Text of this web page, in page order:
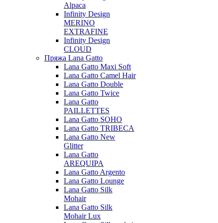
Alpaca
Infinity Design
MERINO
EXTRAFINE
Infinity Design
CLOUD
Пряжа Lana Gatto
Lana Gatto Maxi Soft
Lana Gatto Camel Hair
Lana Gatto Double
Lana Gatto Twice
Lana Gatto
PAILLETTES
Lana Gatto SOHO
Lana Gatto TRIBECA
Lana Gatto New
Glitter
Lana Gatto
AREQUIPA
Lana Gatto Argento
Lana Gatto Lounge
Lana Gatto Silk
Mohair
Lana Gatto Silk
Mohair Lux